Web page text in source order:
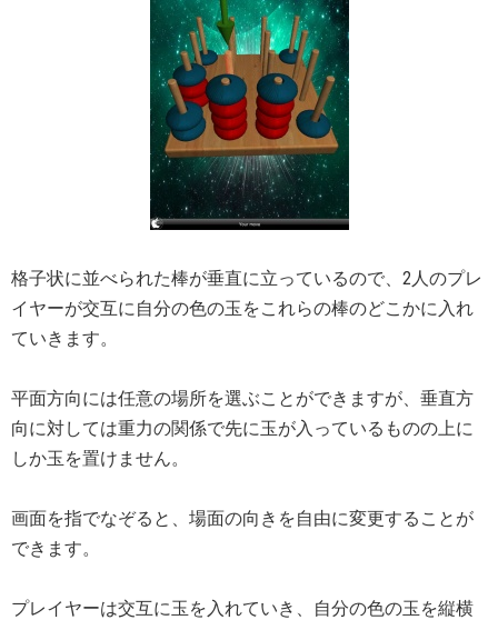
格子状に並べられた棒が垂直に立っているので、2人のプレ
イヤーが交互に自分の色の玉をこれらの棒のどこかに入れ
ていきます。
平面方向には任意の場所を選ぶことができますが、垂直方
向に対しては重力の関係で先に玉が入っているものの上に
しか玉を置けません。
画面を指でなぞると、場面の向きを自由に変更することが
できます。
プレイヤーは交互に玉を入れていき、自分の色の玉を縦横